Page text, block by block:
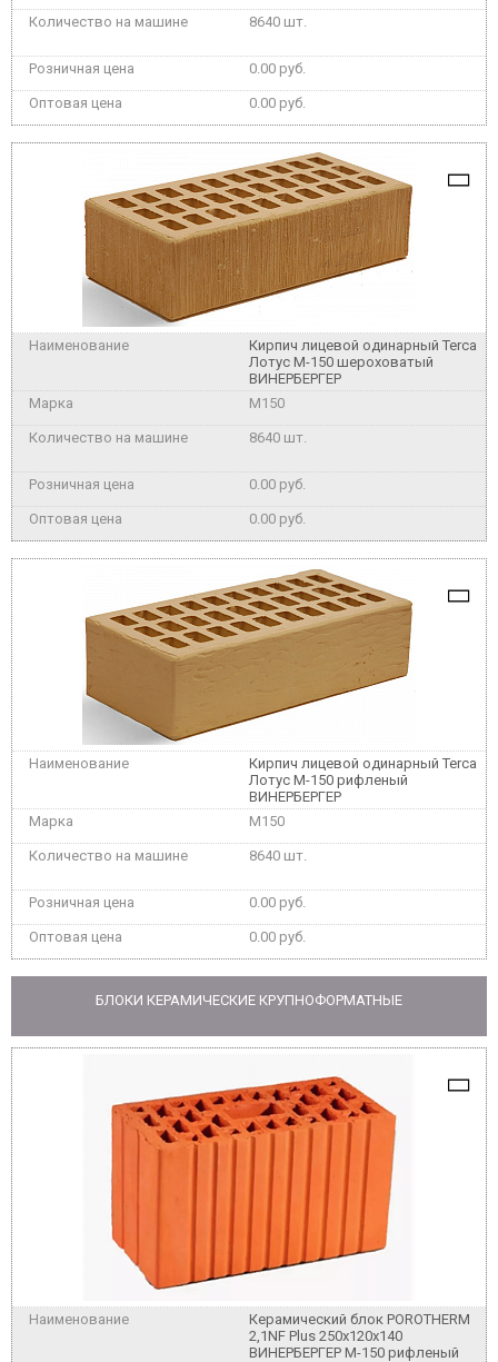
8640 шт.
0.00 руб.
0.00 руб.
Кирпич лицевой одинарный Terca
Лотус М-150 шероховатый
ВИНЕРБЕРГЕР
M150
8640 шт.
0.00 руб.
0.00 руб.
Кирпич лицевой одинарный Terca
Лотус М-150 рифленый
ВИНЕРБЕРГЕР
M150
8640 шт.
0.00 руб.
0.00 руб.
БЛОКИ КЕРАМИЧЕСКИЕ КРУПНОФОРМАТНЫЕ
Керамический блок POROTHERM
2,1NF Plus 250x120x140
ВИНЕРБЕРГЕР М-150 рифленый